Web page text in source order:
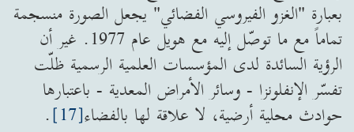
بعبارة "الغزو الفيروسي الفضائي" يجعل الصورة منسجمة
تماماً مع ما توصّل إليه مع هويل عام 1977. غير أن
الرؤية السائدة لدى المؤسسات العلمية الرسمية ظلّت
تفسّر الإنفلونزا - وسائر الأمراض المعدية - باعتبارها
حوادث محلية أرضية، لا علاقة لها بالفضاء[17]
.